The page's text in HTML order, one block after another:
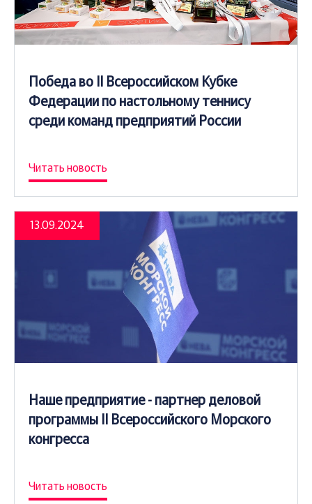
Победа во II Всероссийском Кубке
Федерации по настольному теннису
среди команд предприятий России
Читать новость
13.09.2024
Наше предприятие - партнер деловой
программы II Всероссийского Морского
конгресса
Читать новость